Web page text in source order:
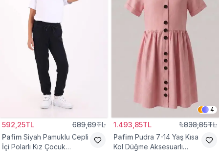
592,25TL 689,89TL
Pafim Siyah Pamuklu Cepli
İçi Polarlı Kız Çocuk
4
1.493,85TL 1.838,85TL
Pafim Pudra 7-14 Yaş Kısa
Kol Düğme Aksesuarlı